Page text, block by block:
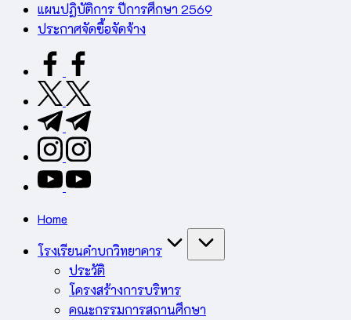
แผนปฏิบัติการ ปีการศึกษา 2569
ประกาศจัดซื้อจัดจ้าง
facebook.com
twitter.com
t.me
instagram.com
youtube.com
Home
โรงเรียนคำบกวิทยาคาร
ประวัติ
โครงสร้างการบริหาร
คณะกรรมการสถานศึกษา